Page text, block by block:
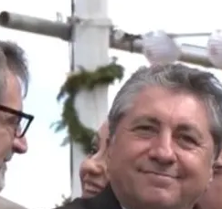
de la Feria de Abril se
dejar 2.000 o 3.000
gastos obligatorios se
de Subsuelo de la